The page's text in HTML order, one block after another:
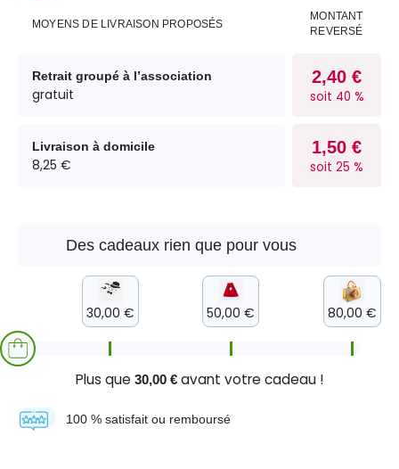
MOYENS DE LIVRAISON PROPOSÉS
MONTANT
REVERSÉ
Retrait groupé à l’association
gratuit
2,40 €
soit 40 %
Livraison à domicile
8,25 €
1,50 €
soit 25 %
Des cadeaux rien que pour vous
30,00 € 50,00 € 80,00 €
Plus que 30,00 € avant votre cadeau !
100 % satisfait ou remboursé